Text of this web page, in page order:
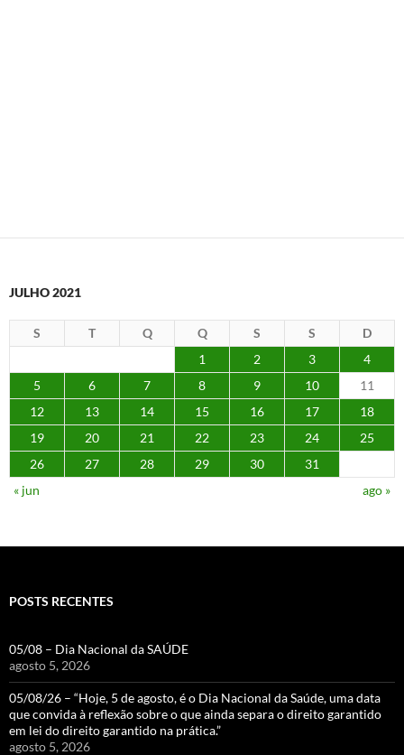
JULHO 2021
S T Q Q S S
D
1
2 3
4
5
6 7 8 9 10
11
12
13 14 15 16 17
18
19
20 21 22 23 24
25
26
27 28 29 30
31
« jun
ago »
POSTS RECENTES
05/08 – Dia Nacional da SAÚDE
agosto 5, 2026
05/08/26 – “Hoje, 5 de agosto, é o Dia Nacional da Saúde, uma data
que convida à reflexão sobre o que ainda separa o direito garantido
em lei do direito garantido na prática.”
agosto 5, 2026